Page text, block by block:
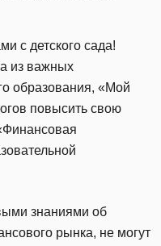
с детского сада!
из важных
образования, «Мой
повысить свою
знаниями об
рынка, не могут